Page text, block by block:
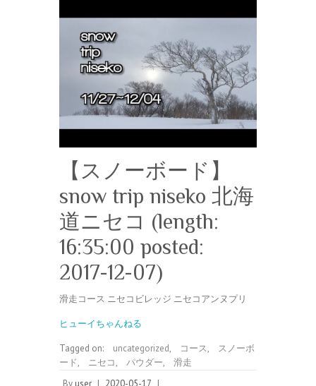
【スノーボード】
snow trip niseko 北海
道ニセコ (length:
16:35:00 posted:
2017-12-07)
滑走コース ニセコビレッジ ニセコアンヌプリ
ヒューイちゃんねる
Tagged on: uncategorized, コース,
スノーボ
ード, ニセコ, パウダー,
滑走
By user | 2020-05-17 |